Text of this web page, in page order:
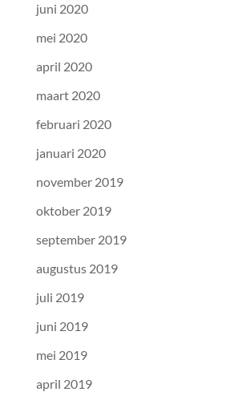
juni 2020
mei 2020
april 2020
maart 2020
februari 2020
januari 2020
november 2019
oktober 2019
september 2019
augustus 2019
juli 2019
juni 2019
mei 2019
april 2019